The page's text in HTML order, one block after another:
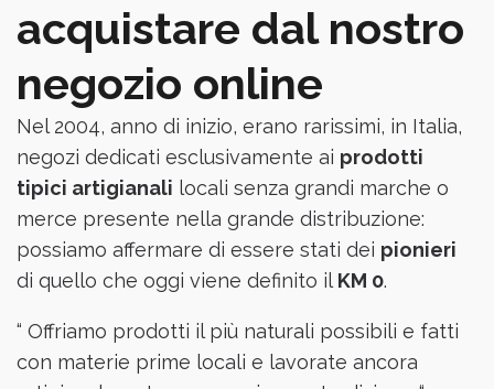
acquistare dal nostro
negozio online
Nel 2004, anno di inizio, erano rarissimi, in Italia,
negozi dedicati esclusivamente ai prodotti
tipici artigianali locali senza grandi marche o
merce presente nella grande distribuzione:
possiamo affermare di essere stati dei pionieri
di quello che oggi viene definito il KM 0.
“ Offriamo prodotti il più naturali possibili e fatti
con materie prime locali e lavorate ancora